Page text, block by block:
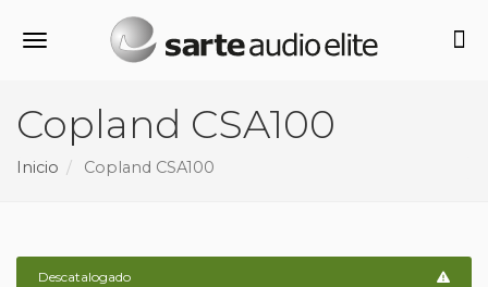
Alternar navegación
Copland CSA100
Inicio Copland CSA100
Descatalogado